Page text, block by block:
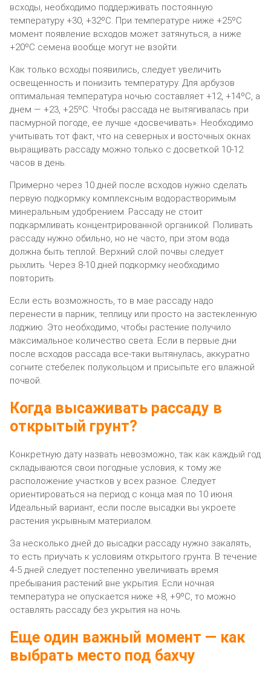
всходы, необходимо поддерживать постоянную
температуру +30, +32ºС. При температуре ниже +25ºС
момент появление всходов может затянуться, а ниже
+20ºС семена вообще могут не взойти.
Как только всходы появились, следует увеличить
освещенность и понизить температуру. Для арбузов
оптимальная температура ночью составляет +12, +14ºС, а
днем — +23, +25ºС. Чтобы рассада не вытягивалась при
пасмурной погоде, ее лучше «досвечивать». Необходимо
учитывать тот факт, что на северных и восточных окнах
выращивать рассаду можно только с досветкой 10-12
часов в день.
Примерно через 10 дней после всходов нужно сделать
первую подкормку комплексным водорастворимым
минеральным удобрением. Рассаду не стоит
подкармливать концентрированной органикой. Поливать
рассаду нужно обильно, но не часто, при этом вода
должна быть теплой. Верхний слой почвы следует
рыхлить. Через 8-10 дней подкормку необходимо
повторить.
Если есть возможность, то в мае рассаду надо
перенести в парник, теплицу или просто на застекленную
лоджию. Это необходимо, чтобы растение получило
максимальное количество света. Если в первые дни
после всходов рассада все-таки вытянулась, аккуратно
согните стебелек полукольцом и присыпьте его влажной
почвой.
Когда высаживать рассаду в
открытый грунт?
Конкретную дату назвать невозможно, так как каждый год
складываются свои погодные условия, к тому же
расположение участков у всех разное. Следует
ориентироваться на период с конца мая по 10 июня.
Идеальный вариант, если после высадки вы укроете
растения укрывным материалом.
За несколько дней до высадки рассаду нужно закалять,
то есть приучать к условиям открытого грунта. В течение
4-5 дней следует постепенно увеличивать время
пребывания растений вне укрытия. Если ночная
температура не опускается ниже +8, +9ºС, то можно
оставлять рассаду без укрытия на ночь.
Еще один важный момент — как
выбрать место под бахчу